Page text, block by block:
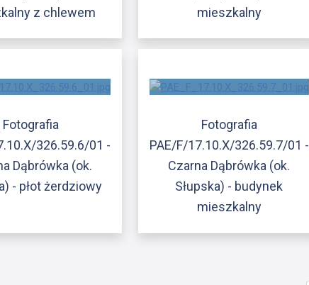
z chlewem
mieszkalny
Fotografia
326.59.6/01 -
Dąbrówka (ok.
- płot żerdziowy
Fotografia
PAE/F/17.10.X/326.59.7/01 -
Czarna Dąbrówka (ok.
Słupska) - budynek
mieszkalny